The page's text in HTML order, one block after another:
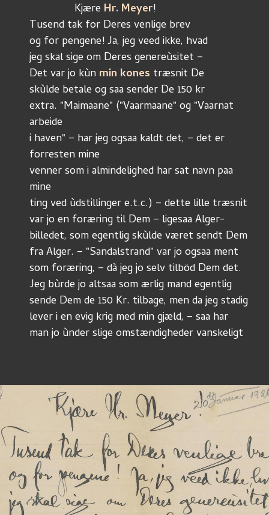
	       Kjære
Hr. Meyer!
Tusend tak for Deres venlige brev
og for pengene! Ja, jeg veed ikke, hvad
jeg skal sige om Deres genereùsitet –
Det var jo kùn min kones træsnit De
skùlde betale og saa sender De 150 kr
extra. "Maimaane" ("Vaarmaane" og "Vaarnat
arbeide
i haven" – har jeg ogsaa kaldt det, – det er
forresten mine
venner som i almindelighed har sat navn paa
mine
ting ved ùdstillinger e.t.c.) – dette lille træsnit
var jo en foræring til Dem – ligesaa Alger-
billedet, som egentlig skùlde været sendt Dem
fra Alger. – "Sandalstrand" var jo ogsaa ment
som foræring, – dà jeg jo selv tilböd Dem det.
Jeg bùrde jo altsaa som ærlig mand egentlig
sende Dem de 150 Kr. tilbage, men da jeg stadig
lever i en evig krig med min gjæld, – saa har
man jo ùnder slige omstændigheder vanskeligt